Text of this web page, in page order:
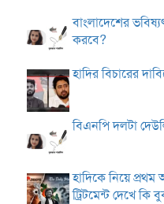
বাংলাদেশের
করবে?
হাদির বিচারের
বিএনপি দলটা
হাদিকে নিয়ে
ট্রিটমেন্ট দেখে কি